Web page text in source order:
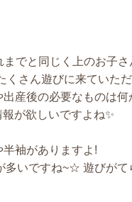
でと同じく上のお子さ
さん遊びに来ていた
産後の必要なものは
が欲しいですよね✨
袖がありますよ!
多いですね~☆ 遊びがて